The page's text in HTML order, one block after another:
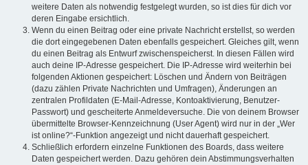
weitere Daten als notwendig festgelegt wurden, so ist dies für dich vor
deren Eingabe ersichtlich.
Wenn du einen Beitrag oder eine private Nachricht erstellst, so werden
die dort eingegebenen Daten ebenfalls gespeichert. Gleiches gilt, wenn
du einen Beitrag als Entwurf zwischenspeicherst. In diesen Fällen wird
auch deine IP-Adresse gespeichert. Die IP-Adresse wird weiterhin bei
folgenden Aktionen gespeichert: Löschen und Ändern von Beiträgen
(dazu zählen Private Nachrichten und Umfragen), Änderungen an
zentralen Profildaten (E-Mail-Adresse, Kontoaktivierung, Benutzer-
Passwort) und gescheiterte Anmeldeversuche. Die von deinem Browser
übermittelte Browser-Kennzeichnung (User Agent) wird nur in der „Wer
ist online?“-Funktion angezeigt und nicht dauerhaft gespeichert.
Schließlich erfordern einzelne Funktionen des Boards, dass weitere
Daten gespeichert werden. Dazu gehören dein Abstimmungsverhalten